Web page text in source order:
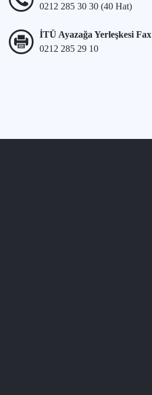
0212 285 30 30 (40 Hat)
İTÜ Ayazağa Yerleşkesi Fax
0212 285 29 10